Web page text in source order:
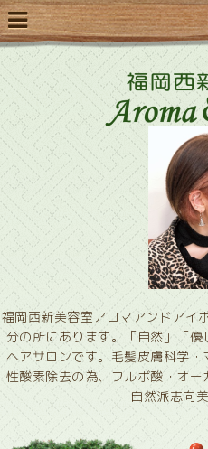
福岡西新美容室アロマアンドアイ
分の所にあります。「自然」「
ヘアサロンです。毛髪皮膚科学
性酸素除去の為、フルボ酸・オ
自然派志向